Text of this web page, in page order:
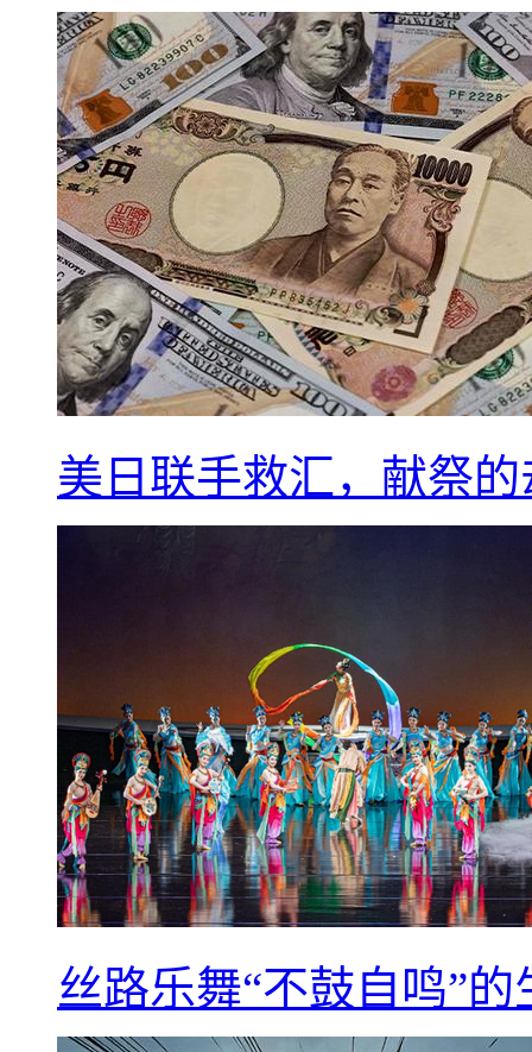
美日联手救汇，献祭
丝路乐舞“不鼓自鸣”